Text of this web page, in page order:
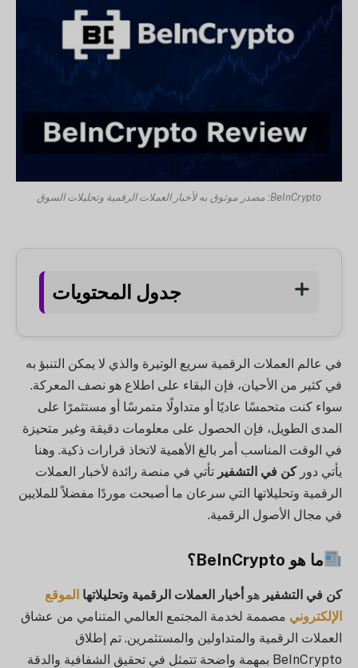
BeInCrypto: مصدر موثوق به لأخبار العملات الرقمية وتحليلات السوق
جدول المحتويات
في عالم العملات الرقمية سريع الوتيرة والذي لا يمكن التنبؤ به
في كثير من الأحيان، فإن البقاء على اطلاع هو نصف المعركة.
سواء كنت متحمسًا عاديًا أو متداولًا متمرسًا أو مستثمرًا على
المدى الطويل، فإن الحصول على معلومات دقيقة وغير متحيزة
في الوقت المناسب أمر بالغ الأهمية لاتخاذ قرارات ذكية. وهنا
يأتي دوركن في التشفير تأتي في منصة رائدة لأخبار العملات
الرقمية وتحليلاتها التي سرعان ما أصبحت موردًا مفضلاً للملايين
في مجال الأصول الرقمية.
ما هو BeInCrypto؟
كن في التشفير هو أخبار العملات الرقمية وتحليلاتها الموقع
الإلكتروني مصممة لخدمة المجتمع العالمي المتنامي من عشاق
العملات الرقمية والمتداولين والمستثمرين. تم إطلاق
BeInCrypto بمهمة واضحة تتمثل في تحقيق الشفافية والدقة